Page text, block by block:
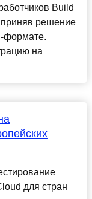
Build
приняв решение
формате.
на
для стран